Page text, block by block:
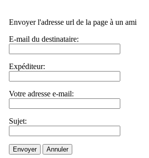
Envoyer l'adresse url de la page à un ami
E-mail du destinataire:
Expéditeur:
Votre adresse e-mail:
Sujet:
Envoyer Annuler